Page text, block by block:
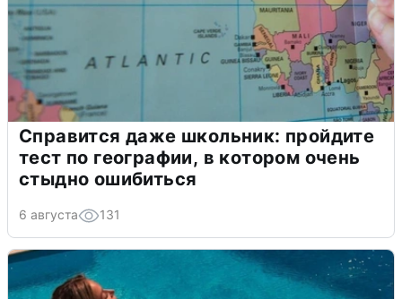
Справится даже школьник: пройдите
тест по географии, в котором очень
стыдно ошибиться
6 августа 131